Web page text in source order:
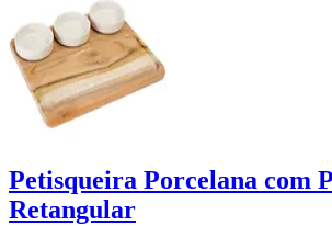
Petisqueira Porcelana com
Retangular